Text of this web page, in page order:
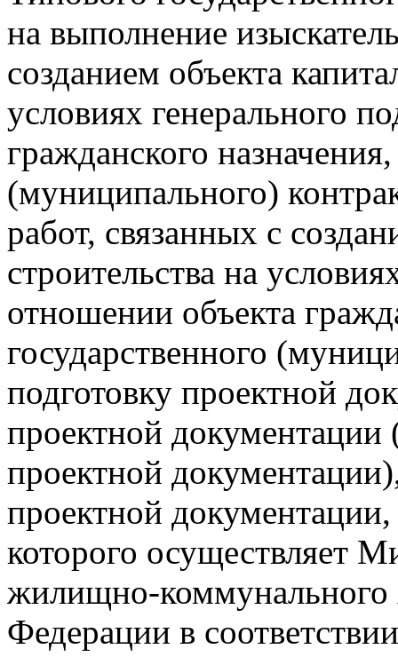
на выполнение
созданием объекта
условиях генерального
гражданского
(муниципального)
работ, связанных с
строительства на
отношении объекта
государственного
подготовку проектной
проектной
проектной
проектной
которого осуществляет
жилищно-коммунального
Федерации в